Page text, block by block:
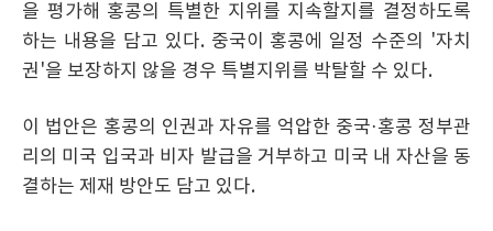
을 평가해 홍콩의 특별한 지위를 지속할지를 결정하도록
하는 내용을 담고 있다. 중국이 홍콩에 일정 수준의 '자치
권'을 보장하지 않을 경우 특별지위를 박탈할 수 있다.
이 법안은 홍콩의 인권과 자유를 억압한 중국·홍콩 정부관
리의 미국 입국과 비자 발급을 거부하고 미국 내 자산을 동
결하는 제재 방안도 담고 있다.